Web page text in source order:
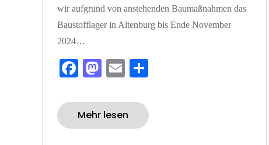
wir aufgrund von anstehenden Baumaßnahmen das
Baustofflager in Altenburg bis Ende November
2024…
Fa
bo
ok
M
to
do
E
ail
Mehr lesen